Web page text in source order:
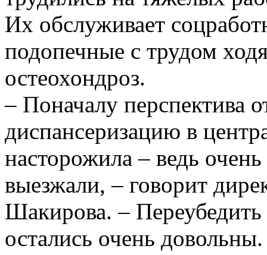
Их обслуживает
подопечные с трудом
остеохондроз.
– Поначалу перспектива
диспансеризацию в
насторожила – ведь
выезжали, – говорит
Шакирова. – Переубедить
остались очень